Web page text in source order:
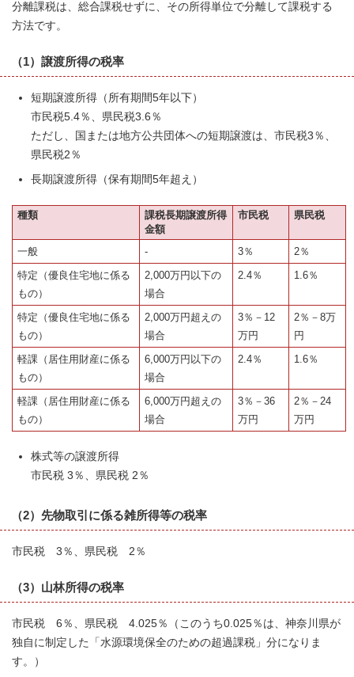
分離課税は、総合課税せずに、その所得単位で分離して課税する
方法です。
（1）譲渡所得の税率
短期譲渡所得（所有期間5年以下）
市民税5.4％、県民税3.6％
ただし、国または地方公共団体への短期譲渡は、市民税3％、
県民税2％
長期譲渡所得（保有期間5年超え）
種類
課税長期譲渡所得
金額
市民税 県民税
一般 - 3％
2％
特定（優良住宅地に係る
もの）
2,000万円以下の
場合
2.4％ 1.6％
特定（優良住宅地に係る
もの）
2,000万円超えの
場合
3％－12
万円
2％－8万
円
軽課（居住用財産に係る
もの）
6,000万円以下の
場合
2.4％ 1.6％
軽課（居住用財産に係る
もの）
6,000万円超えの
場合
3％－36
万円
2％－24
万円
株式等の譲渡所得
市民税 3％、県民税 2％
（2）先物取引に係る雑所得等の税率
市民税 3％、県民税 2％
（3）山林所得の税率
市民税 6％、県民税 4.025％（このうち0.025％は、神奈川県が
独自に制定した「水源環境保全のための超過課税」分になりま
す。）